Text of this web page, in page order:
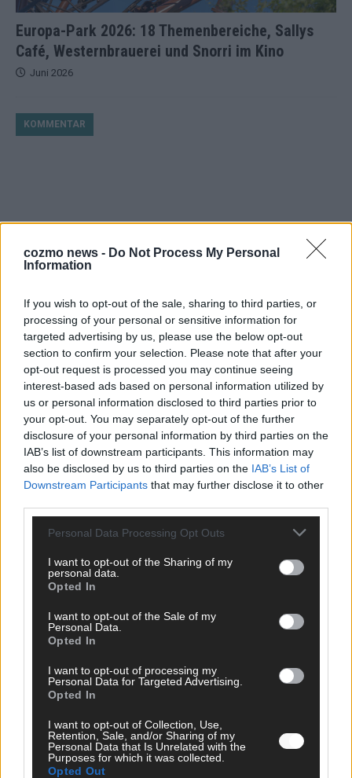
cozmo news - Do Not Process My Personal
Information
If you wish to opt-out of the sale, sharing to third parties, or
processing of your personal or sensitive information for
targeted advertising by us, please use the below opt-out
section to confirm your selection. Please note that after your
opt-out request is processed you may continue seeing
interest-based ads based on personal information utilized by
us or personal information disclosed to third parties prior to
your opt-out. You may separately opt-out of the further
disclosure of your personal information by third parties on the
IAB’s list of downstream participants. This information may
also be disclosed by us to third parties on the IAB’s List of
Downstream Participants that may further disclose it to other
Personal Data Processing Opt Outs
I want to opt-out of the Sharing of my
personal data.
Opted In
I want to opt-out of the Sale of my
Personal Data.
Opted In
I want to opt-out of processing my
Personal Data for Targeted Advertising.
Opted In
I want to opt-out of Collection, Use,
Retention, Sale, and/or Sharing of my
Personal Data that Is Unrelated with the
Purposes for which it was collected.
Opted Out
Europa-Park 2026: 18 Themenbereiche, Sallys
Café, Westernbrauerei und Snorri im Kino
Juni 2026
ESC 2026: Ein Sieger, der klar überzeugt – und
eine Debatte, die nicht aufhört
KOMMENTAR
Mai 2026
EUROVISION
Bulgarien gewinnt den Eurovision Song Contest 2026 – das
große Abschlussbild aus Wien
Mai 2026
Das Papierboot kommt aus Basel: JJ eröffnet das ESC-
Finale in Wien – alle Show-Highlights
EUROVISION
Startreihenfolge des ESC-Finales 2026 im Überblick
Mai 2026
KOMMENTAR
Alle 25 ESC-Finalisten auf dem Prüfstand: Stärken,
Schwächen und unsere Tipps
Mai 2026